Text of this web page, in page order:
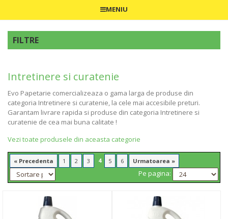
MENIU
FILTRE
Intretinere si curatenie
Evo Papetarie comercializeaza o gama larga de produse din
categoria Intretinere si curatenie, la cele mai accesibile preturi.
Garantam livrare rapida si produse din categoria Intretinere si
curatenie de cea mai buna calitate !
Vezi toate produsele din aceasta categorie
« Precedenta 1 2 3 4 5 6 Urmatoarea »
Pe pagina: